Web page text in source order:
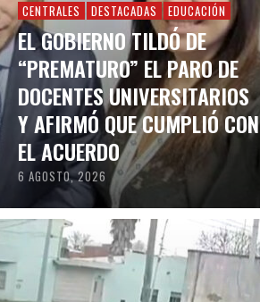
CENTRALES DESTACADAS EDUCACIÓN
EL GOBIERNO TILDÓ DE
“PREMATURO” EL PARO DE
DOCENTES UNIVERSITARIOS
Y AFIRMÓ QUE CUMPLIÓ CON
EL ACUERDO
6 AGOSTO, 2026